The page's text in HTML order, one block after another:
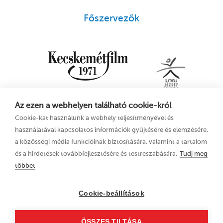
Az ezen a webhelyen található cookie-król
Cookie-kat használunk a webhely teljesítményével és
használatával kapcsolatos információk gyűjtésére és elemzésére,
a közösségi média funkcióinak biztosítására, valamint a tartalom
és a hirdetések továbbfejlesztésére és testreszabására. Tudj meg
többet
Cookie-beállítások
Főszervezők
2023. június 21–25.